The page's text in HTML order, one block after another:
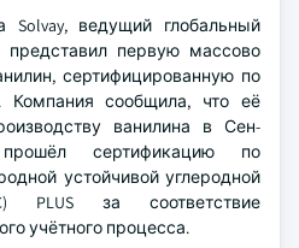
Solvay, ведущий глобальный
представил первую массово
сертифицированную по
Компания сообщила, что её
ванилина в Сен-
сертификацию по
устойчивой углеродной
PLUS за соответствие
учётного процесса.